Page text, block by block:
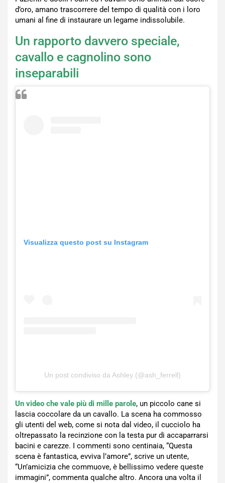
d’oro, amano trascorrere del tempo di qualità con i loro
umani al fine di instaurare un legame indissolubile.
Un rapporto davvero speciale,
cavallo e cagnolino sono
inseparabili
Visualizza questo post su Instagram
Un post condiviso da Ashley (@ash_ferrell)
Un video che vale più di mille parole, un piccolo cane si
lascia coccolare da un cavallo. La scena ha commosso
gli utenti del web, come si nota dal video, il cucciolo ha
oltrepassato la recinzione con la testa pur di accaparrarsi
bacini e carezze. I commenti sono centinaia, “Questa
scena è fantastica, evviva l’amore”, scrive un utente,
“Un’amicizia che commuove, è bellissimo vedere queste
immagini”, commenta qualche altro. Ancora una volta il